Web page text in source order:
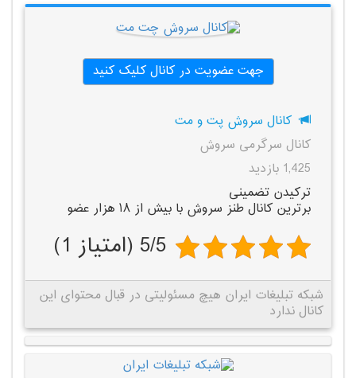
جهت عضویت در کانال کلیک کنید
کانال سروش پت و مت
کانال سرگرمی سروش
1,425 بازدید
ترکیدن تضمینی
برترین کانال طنز سروش با بیش از ۱۸ هزار عضو
5/5 (امتیاز 1)
شبکه تبلیغات ایران هیچ مسئولیتی در قبال محتوای این
کانال ندارد